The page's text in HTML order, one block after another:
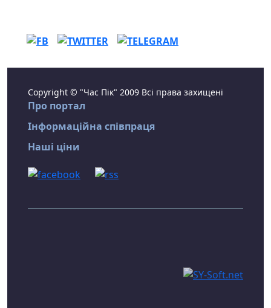
Copyright © "Час Пік" 2009 Всі права захищені
Про портал
Інформаційна співпраця
Наші ціни